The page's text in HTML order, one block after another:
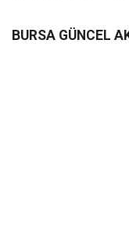
BURSA GÜNCEL